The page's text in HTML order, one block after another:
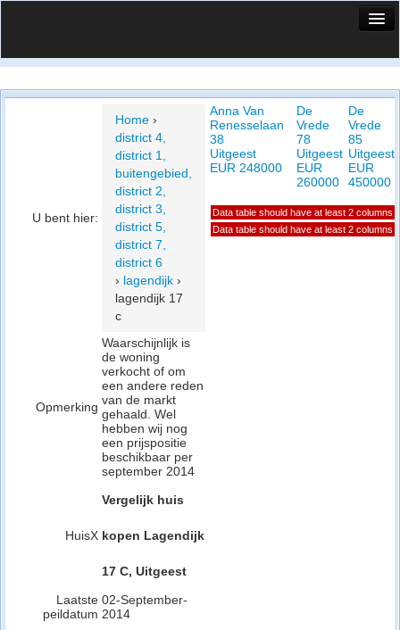
Vergelijk prijsposities - wijk
Privacy beleid
U bent hier:
Home ›
district 4,
district 1,
buitengebied,
district 2,
district 3,
district 5,
district 7,
district 6
› lagendijk ›
lagendijk 17
c
Opmerking
Waarschijnlijk is
de woning
verkocht of om
een andere reden
van de markt
gehaald. Wel
hebben wij nog
een prijspositie
beschikbaar per
september 2014
HuisX
Vergelijk huis
kopen Lagendijk
17 C, Uitgeest
Laatste
peildatum
02-September-
2014
Anna Van
Renesselaan
38
Uitgeest
EUR 248000
De
Vrede
78
Uitgeest
EUR
260000
De
Vrede
85
Uitgeest
EUR
450000
Data table should have at least 2 columns
Data table should have at least 2 columns